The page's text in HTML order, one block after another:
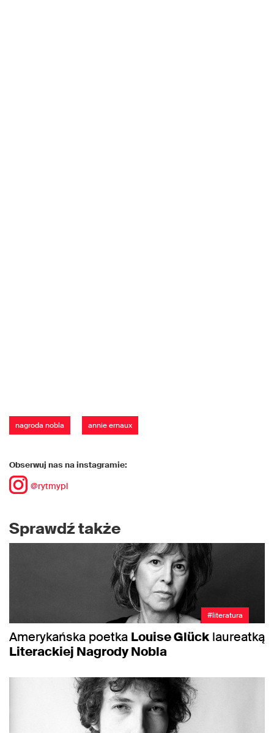
nagroda nobla annie ernaux
Obserwuj nas na instagramie:
@rytmypl
Sprawdź także
#literatura
Amerykańska poetka Louise Glück laureatką
Literackiej Nagrody Nobla